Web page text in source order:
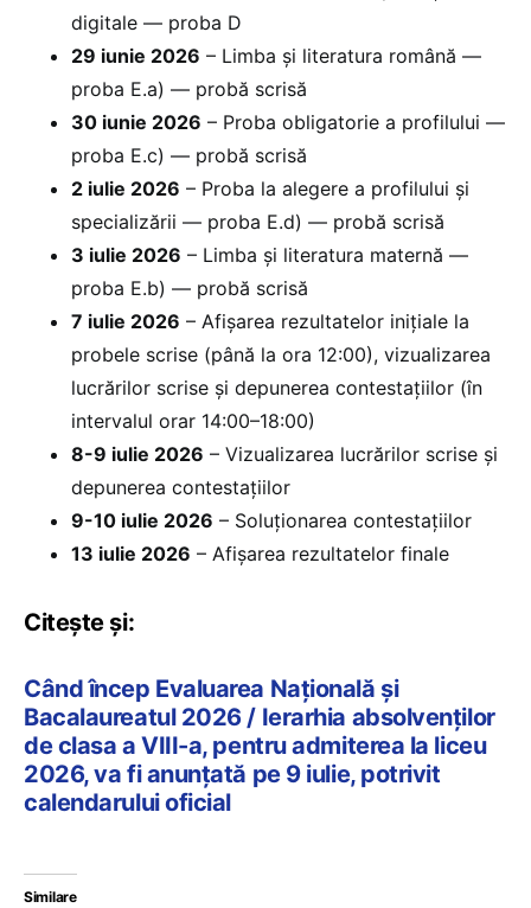
digitale — proba D
29 iunie 2026 – Limba și literatura română —
proba E.a) — probă scrisă
30 iunie 2026 – Proba obligatorie a profilului —
proba E.c) — probă scrisă
2 iulie 2026 – Proba la alegere a profilului și
specializării — proba E.d) — probă scrisă
3 iulie 2026 – Limba și literatura maternă —
proba E.b) — probă scrisă
7 iulie 2026 – Afișarea rezultatelor inițiale la
probele scrise (până la ora 12:00), vizualizarea
lucrărilor scrise și depunerea contestațiilor (în
intervalul orar 14:00–18:00)
8-9 iulie 2026 – Vizualizarea lucrărilor scrise și
depunerea contestațiilor
9-10 iulie 2026 – Soluționarea contestațiilor
13 iulie 2026 – Afișarea rezultatelor finale
Citește și:
Când încep Evaluarea Națională și
Bacalaureatul 2026 / Ierarhia absolvenților
de clasa a VIII-a, pentru admiterea la liceu
2026, va fi anunțată pe 9 iulie, potrivit
calendarului oficial
Similare